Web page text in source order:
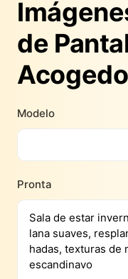
de
Modelo
Pronta